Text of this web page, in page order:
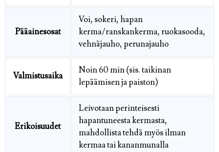
Pääainesosat
Voi, sokeri, hapan
kerma/ranskankerma, ruokasooda,
vehnäjauho, perunajauho
Valmistusaika
Noin 60 min (sis. taikinan
lepäämisen ja paiston)
Erikoisuudet
Leivotaan perinteisesti
hapantuneesta kermasta,
mahdollista tehdä myös ilman
kermaa tai kananmunalla